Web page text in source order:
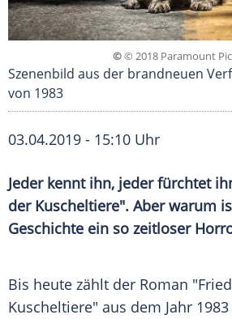
©© 2018 Paramount
Szenenbild aus der brandneuen
von 1983
03.04.2019 - 15:10 Uhr
Jeder kennt ihn, jeder fürchtet
der Kuscheltiere". Aber warum
Geschichte ein so zeitloser
Bis heute zählt der Roman "
Kuscheltiere" aus dem Jahr